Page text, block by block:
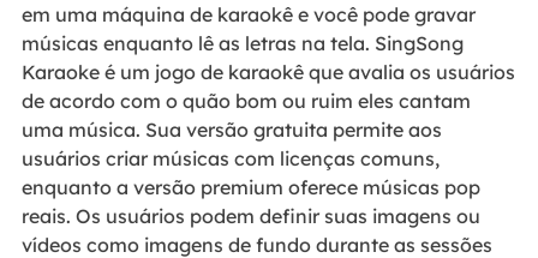
em uma máquina de karaokê e você pode gravar
músicas enquanto lê as letras na tela. SingSong
Karaoke é um jogo de karaokê que avalia os usuários
de acordo com o quão bom ou ruim eles cantam
uma música. Sua versão gratuita permite aos
usuários criar músicas com licenças comuns,
enquanto a versão premium oferece músicas pop
reais. Os usuários podem definir suas imagens ou
vídeos como imagens de fundo durante as sessões